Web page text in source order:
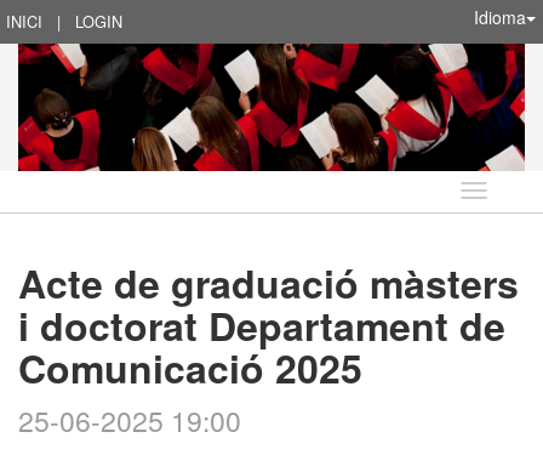
INICI | LOGIN Idioma
Idioma
Acte de graduació màsters
i doctorat Departament de
Comunicació 2025
25-06-2025 19:00